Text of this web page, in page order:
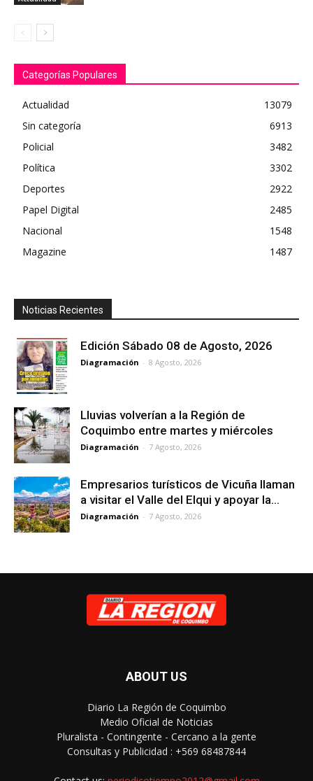
Categorías Populares
Actualidad
13079
Sin categoría
6913
Policial
3482
Política
3302
Deportes
2922
Papel Digital
2485
Nacional
1548
Magazine
1487
Noticias Recientes
Edición Sábado 08 de Agosto, 2026
Diagramación - 8 Agosto, 2026
Lluvias volverían a la Región de
Coquimbo entre martes y miércoles
Diagramación - 7 Agosto, 2026
Empresarios turísticos de Vicuña llaman
a visitar el Valle del Elqui y apoyar la...
Diagramación - 7 Agosto, 2026
ABOUT US
Diario La Región de Coquimbo
Medio Oficial de Noticias
Pluralista - Contingente - Cercano a la gente
Consultas y Publicidad : +569 68487844